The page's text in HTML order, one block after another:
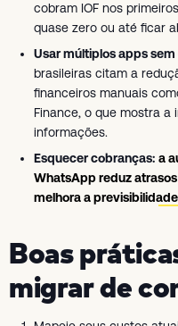
cobram IOF nos
quase zero ou até ficar
Usar múltiplos apps
brasileiras citam a
financeiros manuais
Finance, o que mostra
informações.
Esquecer cobranças: a
WhatsApp reduz
melhora a
Boas
migrar de